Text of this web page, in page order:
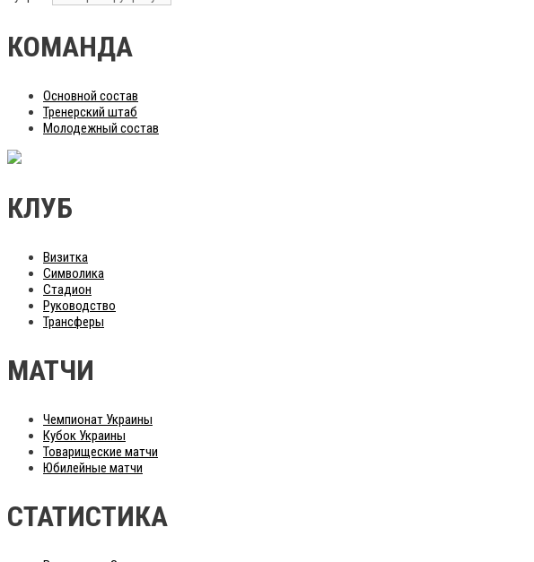
КОМАНДА
Основной состав
Тренерский штаб
Молодежный состав
КЛУБ
Визитка
Символика
Стадион
Руководство
Трансферы
МАТЧИ
Чемпионат Украины
Кубок Украины
Товарищеские матчи
Юбилейные матчи
СТАТИСТИКА